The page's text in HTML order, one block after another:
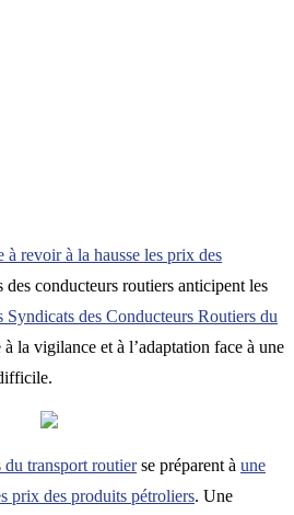
à revoir à la hausse les prix des
des conducteurs routiers anticipent les
Syndicats des Conducteurs Routiers du
à la vigilance et à l’adaptation face à une
du transport routierse préparent à une
prix des produits pétroliers. Une